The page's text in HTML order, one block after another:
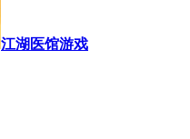
江湖医馆游戏